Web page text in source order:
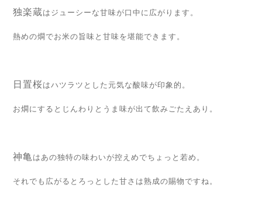
独楽蔵はジューシーな甘味が口中に広がります。
熱めの燗でお米の旨味と甘味を堪能できます。
日置桜はハツラツとした元気な酸味が印象的。
お燗にするとじんわりとうま味が出て飲みごたえあり。
神亀 はあの独特の味わいが控えめでちょっと若め。
それでも広がるとろっとした甘さは熟成の賜物ですね。